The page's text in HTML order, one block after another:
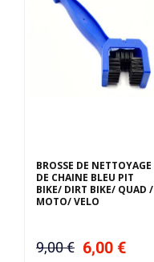
BROSSE DE NETTOYAGE
DE CHAINE BLEU PIT
BIKE/ DIRT BIKE/ QUAD /
MOTO/ VELO
9,00 € 6,00 €